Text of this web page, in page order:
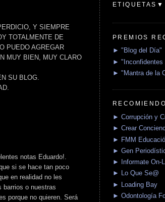
Y SIEMPRE
TOTALMENTE DE
PUEDO AGREGAR
MUY BIEN, MUY CLARO
SU BLOG.
notas Eduardo!.
si se hace tan poco
en realidad no les
barrios o nuestras
porque no quieren. Será
ETIQUETAS▼
PREMIOS
► "Blog del Día"
► "Inconfidentes
► "Mantra de la
► Corrupción y
► Crear
► FMM
► Gen
► Informate On-
► Lo Que Se@
► Loading Bay
► Odontología